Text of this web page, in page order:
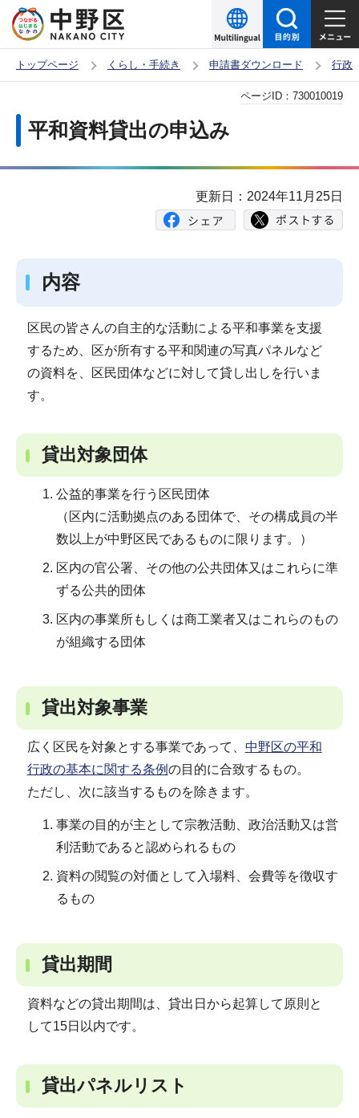
の
ー
頭
トップページ くらし・手続き 申請書ダウンロード 行政
平和資料貸出の申込み
ページID： 730010019
更新日：2024年11月25日
内容
区民の皆さんの自主的な活動による平和事業を支援
するため、区が所有する平和関連の写真パネルなど
の資料を、区民団体などに対して貸し出しを行いま
す。
貸出対象団体
公益的事業を行う区民団体
（区内に活動拠点のある団体で、その構成員の半
数以上が中野区民であるものに限ります。）
区内の官公署、その他の公共団体又はこれらに準
ずる公共的団体
区内の事業所もしくは商工業者又はこれらのもの
が組織する団体
貸出対象事業
広く区民を対象とする事業であって、 中野区の平和
行政の基本に関する条例の目的に合致するもの。
ただし、次に該当するものを除きます。
事業の目的が主として宗教活動、政治活動又は営
利活動であると認められるもの
資料の閲覧の対価として入場料、会費等を徴収す
るもの
貸出期間
資料などの貸出期間は、貸出日から起算して原則と
して15日以内です。
貸出パネルリスト